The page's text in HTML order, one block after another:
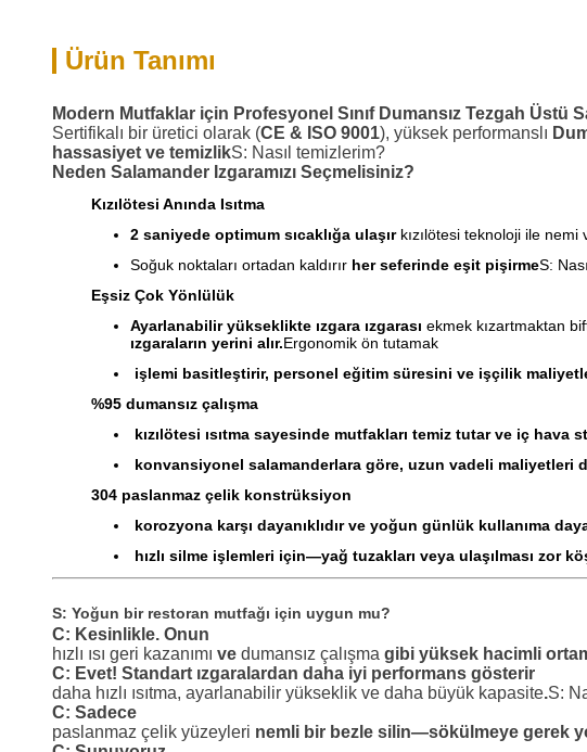
Ürün Tanımı
Modern Mutfaklar için Profesyonel Sınıf Dumansız Tezgah Üstü
Sertifikalı bir üretici olarak (CE & ISO 9001), yüksek performanslı
hassasiyet ve temizlikS: Nasıl temizlerim?
Neden Salamander Izgaramızı Seçmelisiniz?
Kızılötesi Anında Isıtma
2 saniyede optimum sıcaklığa ulaşırkızılötesi teknoloji ile nemi
Soğuk noktaları ortadan kaldırır her seferinde eşit pişirmeS:
Eşsiz Çok Yönlülük
Ayarlanabilir yükseklikte ızgara ızgarası ekmek kızartmaktan
ızgaraların yerini alır.Ergonomik ön tutamak
işlemi basitleştirir, personel eğitim süresini ve işçilik
%95 dumansız çalışma
kızılötesi ısıtma sayesinde mutfakları temiz tutar ve iç hava
konvansiyonel salamanderlara göre, uzun vadeli maliyetleri
304 paslanmaz çelik konstrüksiyon
korozyona karşı dayanıklıdır ve yoğun günlük kullanıma
hızlı silme işlemleri için—yağ tuzakları veya ulaşılması zor
S: Yoğun bir restoran mutfağı için uygun mu?
C: Kesinlikle. Onun
hızlı ısı geri kazanımı ve dumansız çalışma gibi yüksek hacimli
C: Evet! Standart ızgaralardan daha iyi performans gösterir
daha hızlı ısıtma, ayarlanabilir yükseklik ve daha büyük kapasite.S:
C: Sadece
paslanmaz çelik yüzeyleri nemli bir bezle silin—sökülmeye gerek